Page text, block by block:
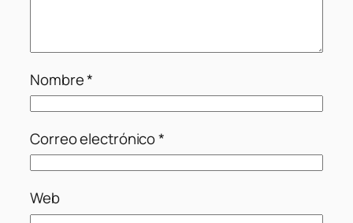
Nombre*
Correo electrónico*
Web